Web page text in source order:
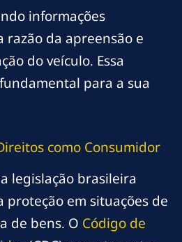
informações
razão da apreensão e
do veículo. Essa
para a sua
como Consumidor
legislação brasileira
proteção em situações de
de bens. O Código de